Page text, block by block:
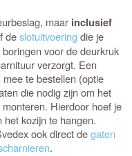
maar inclusief
deslotuitvoeringdie je
voor de deurkruk
verzorgt. Een
mee te bestellen (optie
die nodig zijn om het
Hierdoor hoef je
kozijn te hangen.
ook direct degaten
.